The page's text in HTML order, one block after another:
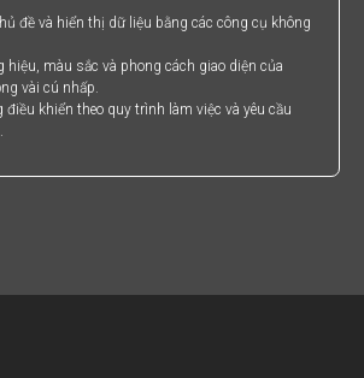
đề và hiển thị dữ liệu bằng các công cụ không
màu sắc và phong cách giao diện của
vài cú nhấp.
khiển theo quy trình làm việc và yêu cầu